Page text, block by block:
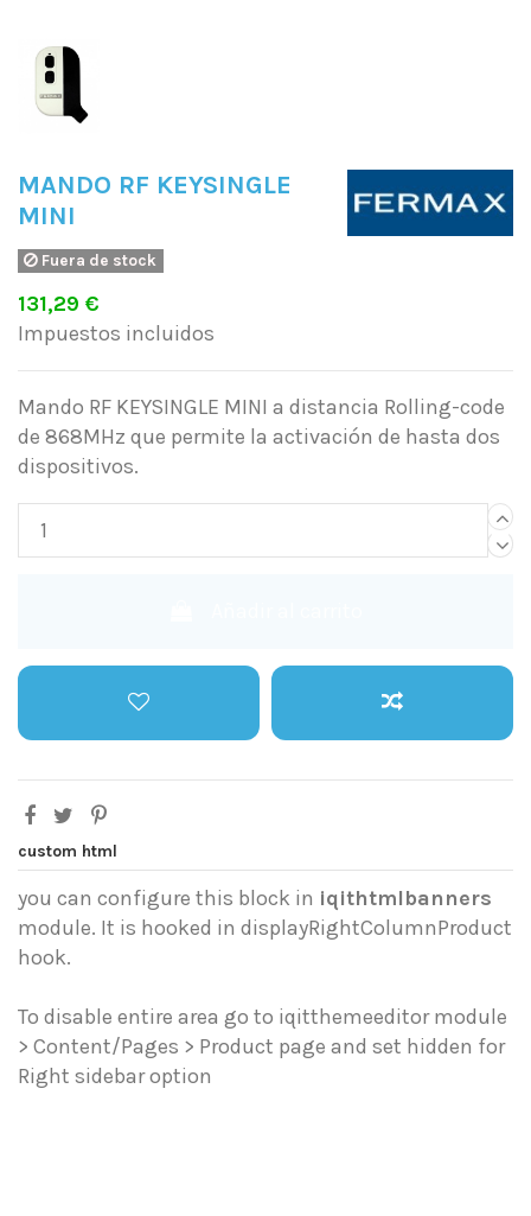
MANDO RF KEYSINGLE
MINI
Fuera de stock
131,29 €
Impuestos incluidos
Mando RF KEYSINGLE MINI a distancia Rolling-code
de 868MHz que permite la activación de hasta dos
dispositivos.
custom html
you can configure this block in iqithtmlbanners
module. It is hooked in displayRightColumnProduct
hook.
To disable entire area go to iqitthemeeditor module
> Content/Pages > Product page and set hidden for
Right sidebar option